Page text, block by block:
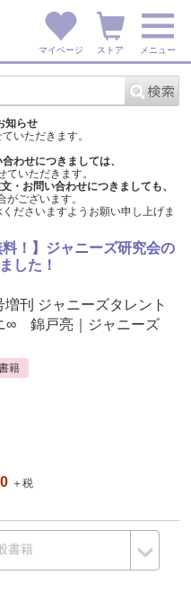
マイページ ストア メニュー
知らせ
いただきます。
わせにつきましては、
ていただきます。
・ お問い合わせにつきましても、
がございます。
ださいますようお願い申し上げま
！】ジャニーズ研究会の
した！
刊 ジャニーズタレント
∞ 錦戸亮 ｜ジャニーズ
籍
＋税